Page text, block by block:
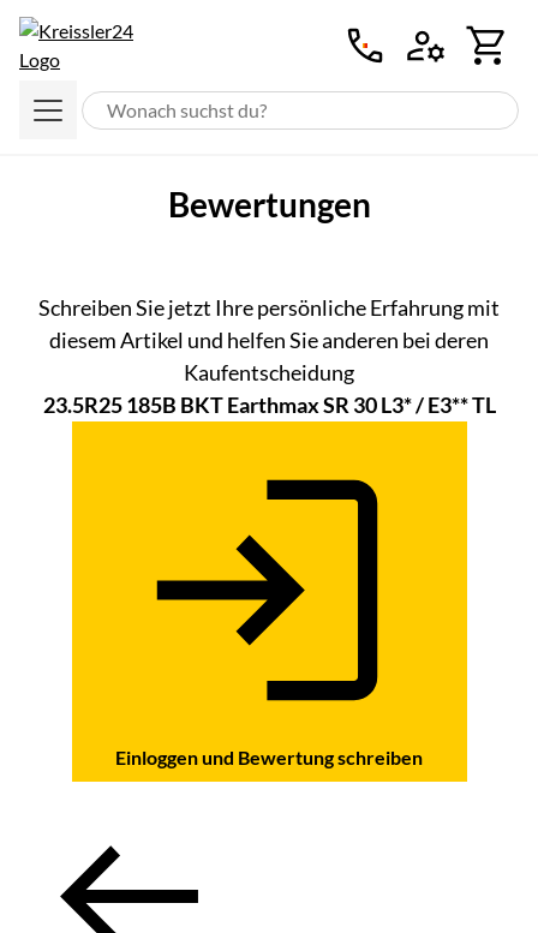
Bewertungen
Schreiben Sie jetzt Ihre persönliche Erfahrung mit
diesem Artikel und helfen Sie anderen bei deren
Kaufentscheidung
23.5R25 185B BKT Earthmax SR 30 L3* / E3** TL
Einloggen und Bewertung schreiben